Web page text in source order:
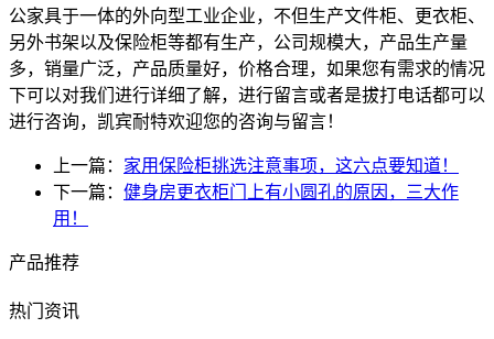
公家具于一体的外向型工业企业，不但生产文件柜、更衣柜、
另外书架以及保险柜等都有生产，公司规模大，产品生产量
多，销量广泛，产品质量好，价格合理，如果您有需求的情况
下可以对我们进行详细了解，进行留言或者是拔打电话都可以
进行咨询，凯宾耐特欢迎您的咨询与留言！
上一篇： 家用保险柜挑选注意事项，这六点要知道！
下一篇： 健身房更衣柜门上有小圆孔的原因，三大作
用！
产品推荐
热门资讯